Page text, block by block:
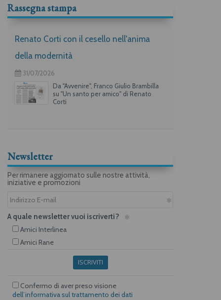
Rassegna stampa
Renato Corti con il cesello nell'anima
della modernità
31/07/2026
Da "Avvenire", Franco Giulio Brambilla
su "Un santo per amico" di Renato
Corti
Newsletter
Per rimanere aggiornato sulle nostre attività,
iniziative e promozioni
A quale newsletter vuoi iscriverti?
Amici Interlinea
Amici Rane
ISCRIVITI
Confermo di aver preso visione
dell’informativa sul trattamento dei dati